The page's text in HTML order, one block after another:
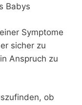
Babys
Symptome
sicher zu
Anspruch zu
ob